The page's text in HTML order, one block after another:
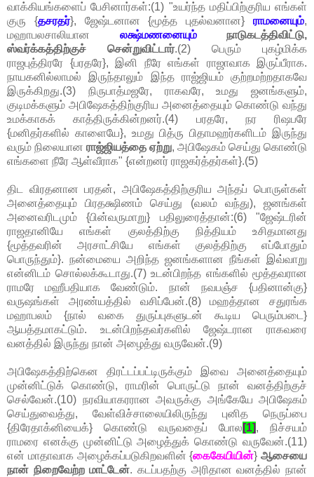
வாக்கியங்களைப் பேசினார்கள்:(1) "உயர்ந்த மதிப்பிற்குரிய எங்கள்
குரு {தசரதர்}, ஜேஷ்டனான {மூத்த புதல்வனான}ராமனையும்,
மஹாபலசாலியான லக்ஷ்மணனையும்
நாடுகடத்திவிட்டு,
ஸ்வர்க்கத்திற்குச் சென்றுவிட்டார்.(2) பெரும் புகழ்மிக்க
ராஜபுத்திரரே {பரதரே}, இனி நீரே எங்கள் ராஜாவாக இருப்பீராக.
நாயகனில்லாமல் இருந்தாலும் இந்த ராஜ்ஜியம் குற்றமற்றதாகவே
இருக்கிறது.(3) நிருபாத்மஜரே, ராகவரே, உமது ஜனங்களும்,
குடிமக்களும் அபிஷேகத்திற்குரிய அனைத்தையும் கொண்டு வந்து
உமக்காகக் காத்திருக்கின்றனர்.(4) பரதரே, நர ரிஷபரே
{மனிதர்களில் காளையே}, உமது பித்ரு பிதாமஹர்களிடம் இருந்து
வரும் நிலையான ராஜ்ஜியத்தை ஏற்று, அபிஷேகம் செய்து கொண்டு
எங்களை நீரே ஆள்வீராக" {என்றனர் ராஜகர்த்தர்கள்}.(5)
திட விரதனான பரதன், அபிஷேகத்திற்குரிய அந்தப் பொருள்கள்
அனைத்தையும் பிரதக்ஷிணம் செய்து (வலம் வந்து), ஜனங்கள்
அனைவரிடமும் {பின்வருமாறு} பதிலுரைத்தான்:(6) "ஜேஷ்டரின்
ராஜதானியே எங்கள் குலத்திற்கு நித்தியம் உசிதமானது
{மூத்தவரின் அரசாட்சியே எங்கள் குலத்திற்கு எப்போதும்
பொருந்தும்}. நன்மையை அறிந்த ஜனங்களான நீங்கள் இவ்வாறு
என்னிடம் சொல்லக்கூடாது.(7) உடன்பிறந்த எங்களில் மூத்தவரான
ராமரே மஹீபதியாக வேண்டும். நான் நவபஞ்ச {பதினான்கு}
வருஷங்கள் அரண்யத்தில் வசிப்பேன்.(8) மஹத்தான சதுரங்க
மஹாபலம் {நால் வகை துருப்புகளுடன் கூடிய பெரும்படை}
ஆயத்தமாகட்டும். உடன்பிறந்தவர்களில் ஜேஷ்டரான ராகவரை
வனத்தில் இருந்து நான் அழைத்து வருவேன்.(9)
அபிஷேகத்திற்கென திரட்டப்பட்டிருக்கும் இவை அனைத்தையும்
முன்னிட்டுக் கொண்டு, ராமரின் பொருட்டு நான் வனத்திற்குச்
செல்வேன்.(10) நரவியாகரரான அவருக்கு அங்கேயே அபிஷேகம்
செய்துவைத்து, வேள்விச்சாலையிலிருந்து புனித நெருப்பை
{திரேதாக்னியைக்} கொண்டு வருவதைப் போல [1], நிச்சயம்
ராமரை எனக்கு முன்னிட்டு அழைத்துக் கொண்டு வருவேன்.(11)
என் மாதாவாக அழைக்கப்படுகிறவளின் {கைகேயியின்} ஆசையை
நான் நிறைவேற்ற மாட்டேன். கடப்பதற்கு அரிதான வனத்தில் நான்